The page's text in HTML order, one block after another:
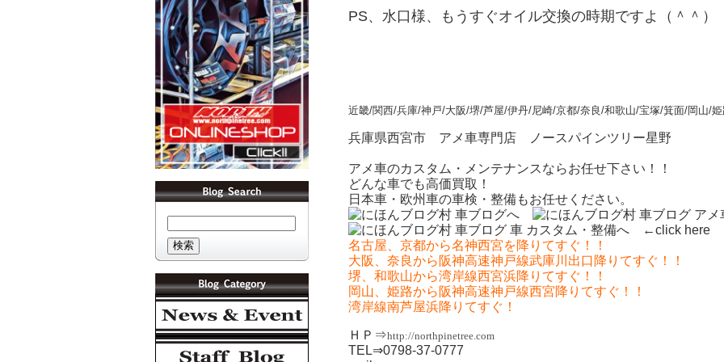
PS、水口様、もうすぐオイル交換の時期ですよ（＾＾）
近畿/関西/兵庫/神戸/大阪/堺/芦屋/伊丹/尼崎/京都/奈良/和歌山/宝塚/箕面/岡山/
兵庫県西宮市 アメ車専門店 ノースパインツリー星野
アメ車のカスタム・メンテナンスならお任せ下さい！！
どんな車でも高価買取！
日本車・欧州車の車検・整備もお任せください。
←click here
名古屋、京都から名神西宮を降りてすぐ！！
大阪、奈良から阪神高速神戸線武庫川出口降りてすぐ！！
堺、和歌山から湾岸線西宮浜降りてすぐ！！
岡山、姫路から阪神高速神戸線西宮降りてすぐ！！
湾岸線南芦屋浜降りてすぐ！
ＨＰ⇒http://northpinetree.com
TEL⇒0798-37-0777